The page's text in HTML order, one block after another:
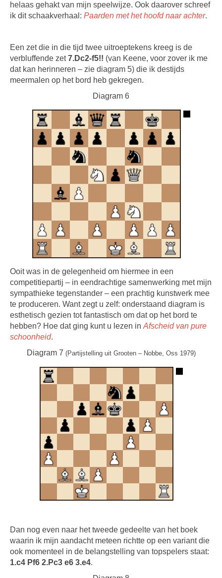
helaas gehakt van mijn speelwijze. Ook daarover schreef
ik dit schaakverhaal: Paarden met het hoofd naar achter.
Een zet die in die tijd twee uitroeptekens kreeg is de
verbluffende zet7.Dc2-f5!! (van Keene, voor zover ik me
dat kan herinneren – zie diagram 5) die ik destijds
meermalen op het bord heb gekregen.
Diagram 6
Ooit was in de gelegenheid om hiermee in een
competitiepartij – in eendrachtige samenwerking met mijn
sympathieke tegenstander – een prachtig kunstwerk mee
te produceren. Want zegt u zelf: onderstaand diagram is
esthetisch gezien tot fantastisch om dat op het bord te
hebben? Hoe dat ging kunt u lezen in Afscheid van pure
schoonheid.
Diagram 7 (Partijstelling uit Grooten – Nobbe, Oss 1979)
Dan nog even naar het tweede gedeelte van het boek
waarin ik mijn aandacht meteen richtte op een variant die
ook momenteel in de belangstelling van topspelers staat:
1.c4 Pf6 2.Pc3 e6 3.e4.